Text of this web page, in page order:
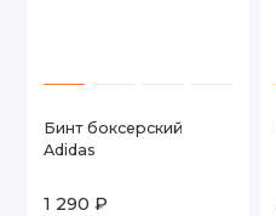
Бинт боксерский
Adidas
1 290 ₽